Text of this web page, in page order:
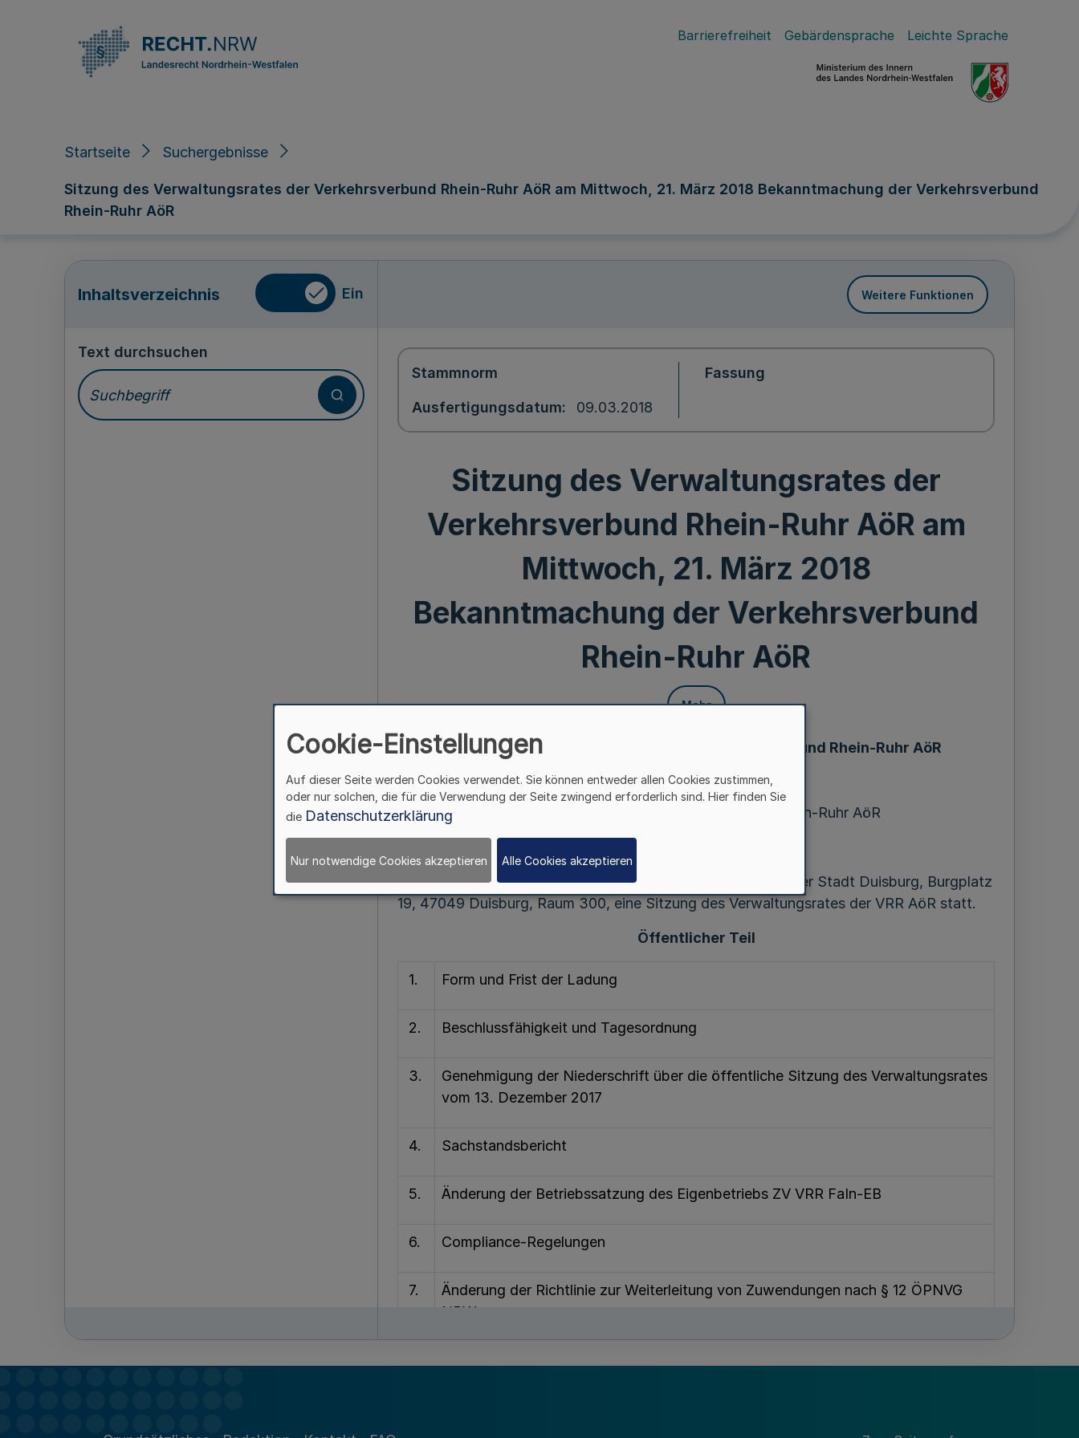
Barrierefreiheit Gebärdensprache Leichte Sprache
Startseite Suchergebnisse
Sitzung des Verwaltungsrates der Verkehrsverbund Rhein-Ruhr AöR am Mittwoch, 21. März 2018 Bekanntmachung der Verkehrsverbund
Rhein-Ruhr AöR
Inhaltsverzeichnis Ein Weitere Funktionen
Text durchsuchen
Stammnorm
Ausfertigungsdatum 09.03.2018
Fassung
Sitzung des Verwaltungsrates der
Verkehrsverbund Rhein-Ruhr AöR am
Mittwoch, 21. März 2018
Bekanntmachung der Verkehrsverbund
Rhein-Ruhr AöR
Mehr
Sitzung des Verwaltungsrates der Verkehrsverbund Rhein-Ruhr AöR
Bekanntmachung der Verkehrsverbund Rhein-Ruhr AöR
Am Mittwoch, 21. März 2018, 10:30 Uhr, findet im Rathaus der Stadt Duisburg, Burgplatz
19, 47049 Duisburg, Raum 300, eine Sitzung des Verwaltungsrates der VRR AöR statt.
Öffentlicher Teil
1. Form und Frist der Ladung
2. Beschlussfähigkeit und Tagesordnung
3.
Genehmigung der Niederschrift über die öffentliche Sitzung des Verwaltungsrates
vom 13. Dezember 2017
4. Sachstandsbericht
5. Änderung der Betriebssatzung des Eigenbetriebs ZV VRR FaIn-EB
6. Compliance-Regelungen
7.
Änderung der Richtlinie zur Weiterleitung von Zuwendungen nach § 12 ÖPNVG
NRW
Cookie-Einstellungen
Auf dieser Seite werden Cookies verwendet. Sie können entweder allen Cookies zustimmen,
oder nur solchen, die für die Verwendung der Seite zwingend erforderlich sind. Hier finden Sie
die Datenschutzerklärung
Nur notwendige Cookies akzeptieren Alle Cookies akzeptieren